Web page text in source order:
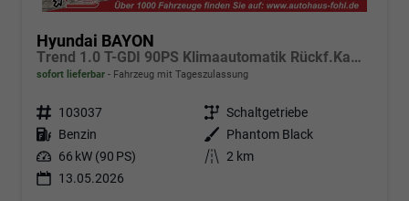
Hyundai BAYON
Trend 1.0 T-GDI 90PS Klimaautomatik Rückf.Kamera Parksensoren Sitzheizung Lenkradheizung Bluetooth Touchscreen Tempomat Apple CarPlay + Android Auto 16"LM
sofort lieferbar Fahrzeug mit Tageszulassung
Fahrzeugnr. 103037 Getriebe Schaltgetriebe
Kraftstoff Benzin Außenfarbe
Phantom Black
Leistung 66 kW (90 PS) Kilometerstand 2 km
13.05.2026